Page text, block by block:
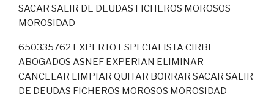
SACAR SALIR DE DEUDAS FICHEROS MOROSOS
MOROSIDAD
650335762 EXPERTO ESPECIALISTA CIRBE
ABOGADOS ASNEF EXPERIAN ELIMINAR
CANCELAR LIMPIAR QUITAR BORRAR SACAR SALIR
DE DEUDAS FICHEROS MOROSOS MOROSIDAD